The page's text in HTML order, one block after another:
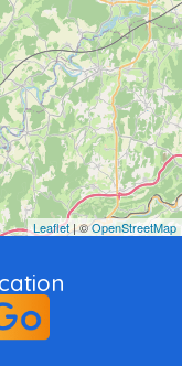
Leaflet| ©OpenStreetMap